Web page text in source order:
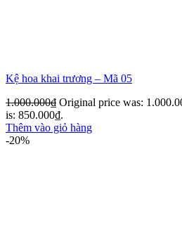
Kệ hoa khai trương – Mã 05
1.000.000₫ Original price was:
is: 850.000₫.
Thêm vào giỏ hàng
-20%